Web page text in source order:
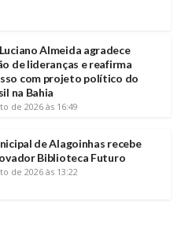
Almeida agradece
de lideranças e reafirma
com projeto político do
na Bahia
de 2026 às 16:49
de Alagoinhas recebe
Biblioteca Futuro
de 2026 às 13:22